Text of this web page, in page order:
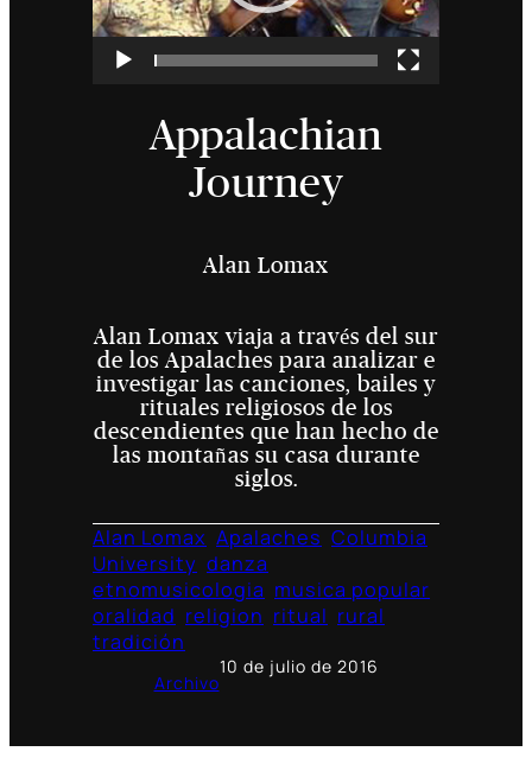
Appalachian
Journey
Alan Lomax
Alan Lomax viaja a través del sur
de los Apalaches para analizar e
investigar las canciones, bailes y
rituales religiosos de los
descendientes que han hecho de
las montañas su casa durante
siglos.
Alan Lomax Apalaches Columbia
University danza
etnomusicologia musica popular
oralidad religion ritual rural
tradición
Archivo
10 de julio de 2016